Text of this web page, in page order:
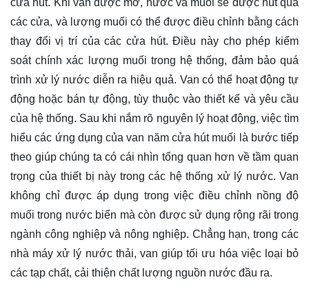
các cửa, và lượng muối có thể được điều chỉnh bằng cách
thay đổi vị trí của các cửa hút. Điều này cho phép kiểm
soát chính xác lượng muối trong hệ thống, đảm bảo quá
trình xử lý nước diễn ra hiệu quả. Van có thể hoạt động tự
động hoặc bán tự động, tùy thuộc vào thiết kế và yêu cầu
của hệ thống. Sau khi nắm rõ nguyên lý hoạt động, việc tìm
hiểu các ứng dụng của van năm cửa hút muối là bước tiếp
theo giúp chúng ta có cái nhìn tổng quan hơn về tầm quan
trọng của thiết bị này trong các hệ thống xử lý nước. Van
không chỉ được áp dụng trong việc điều chỉnh nồng độ
muối trong nước biển mà còn được sử dụng rộng rãi trong
ngành công nghiệp và nông nghiệp. Chẳng hạn, trong các
nhà máy xử lý nước thải, van giúp tối ưu hóa việc loại bỏ
các tạp chất, cải thiện chất lượng nguồn nước đầu ra.